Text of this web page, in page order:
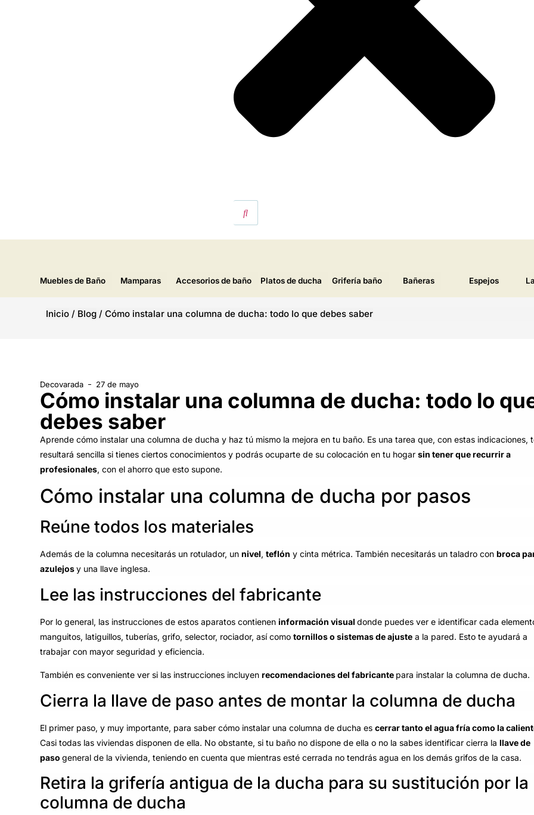
Muebles de Baño Mamparas Accesorios de baño Platos de ducha Grifería baño Bañeras Espejos
Inicio / Blog /Cómo instalar una columna de ducha: todo lo que debes saber
Decovarada 27 de mayo
Cómo instalar una columna de ducha: todo lo
debes saber
Aprende cómo instalar una columna de ducha y haz tú mismo la mejora en tu baño. Es una tarea que, con estas indicaciones,
resultará sencilla si tienes ciertos conocimientos y podrás ocuparte de su colocación en tu hogarsin tener que recurrir a
profesionales, con el ahorro que esto supone.
Cómo instalar una columna de ducha por pasos
Reúne todos los materiales
Además de la columna necesitarás un rotulador, unnivel,teflón y cinta métrica. También necesitarás un taladro conbroca
azulejosy una llave inglesa.
Lee las instrucciones del fabricante
Por lo general, las instrucciones de estos aparatos contieneninformación visualdonde puedes ver e identificar cada
manguitos, latiguillos, tuberías, grifo, selector, rociador, así comotornillos o sistemas de ajuste a la pared. Esto te ayudará a
trabajar con mayor seguridad y eficiencia.
También es conveniente ver si las instrucciones incluyenrecomendaciones del fabricante para instalar la columna de ducha.
Cierra la llave de paso antes de montar la columna de ducha
El primer paso, y muy importante, para saber cómo instalar una columna de ducha escerrar tanto el agua fría como la
Casi todas las viviendas disponen de ella. No obstante, si tu baño no dispone de ella o no la sabes identificar cierra lallave de
pasogeneral de la vivienda, teniendo en cuenta que mientras esté cerrada no tendrás agua en los demás grifos de la casa.
Retira la grifería antigua de la ducha para su sustitución por la
columna de ducha